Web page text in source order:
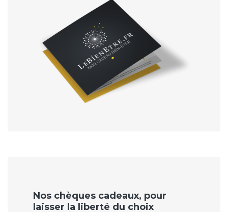
Nos chèques cadeaux, pour
laisser la liberté du choix